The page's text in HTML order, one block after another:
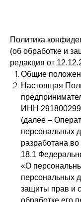
Политика
(об обработке и
редакция от
Общие
Настоящая
ИНН
(далее –
персональных
разработана
18.1
«О
персональных
защиты прав и
обработке его